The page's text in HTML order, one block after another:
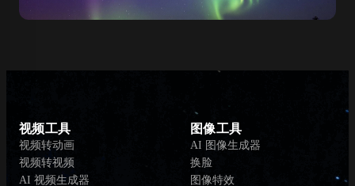
视频工具
视频转动画
视频转视频
AI 视频生成器
图像工具
AI 图像生成器
换脸
图像特效